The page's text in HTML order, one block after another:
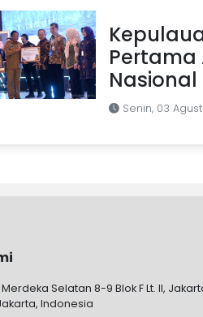
Pertama
Nasional
Senin, 03
Selatan 8-9 Blok F Lt. II,
Indonesia